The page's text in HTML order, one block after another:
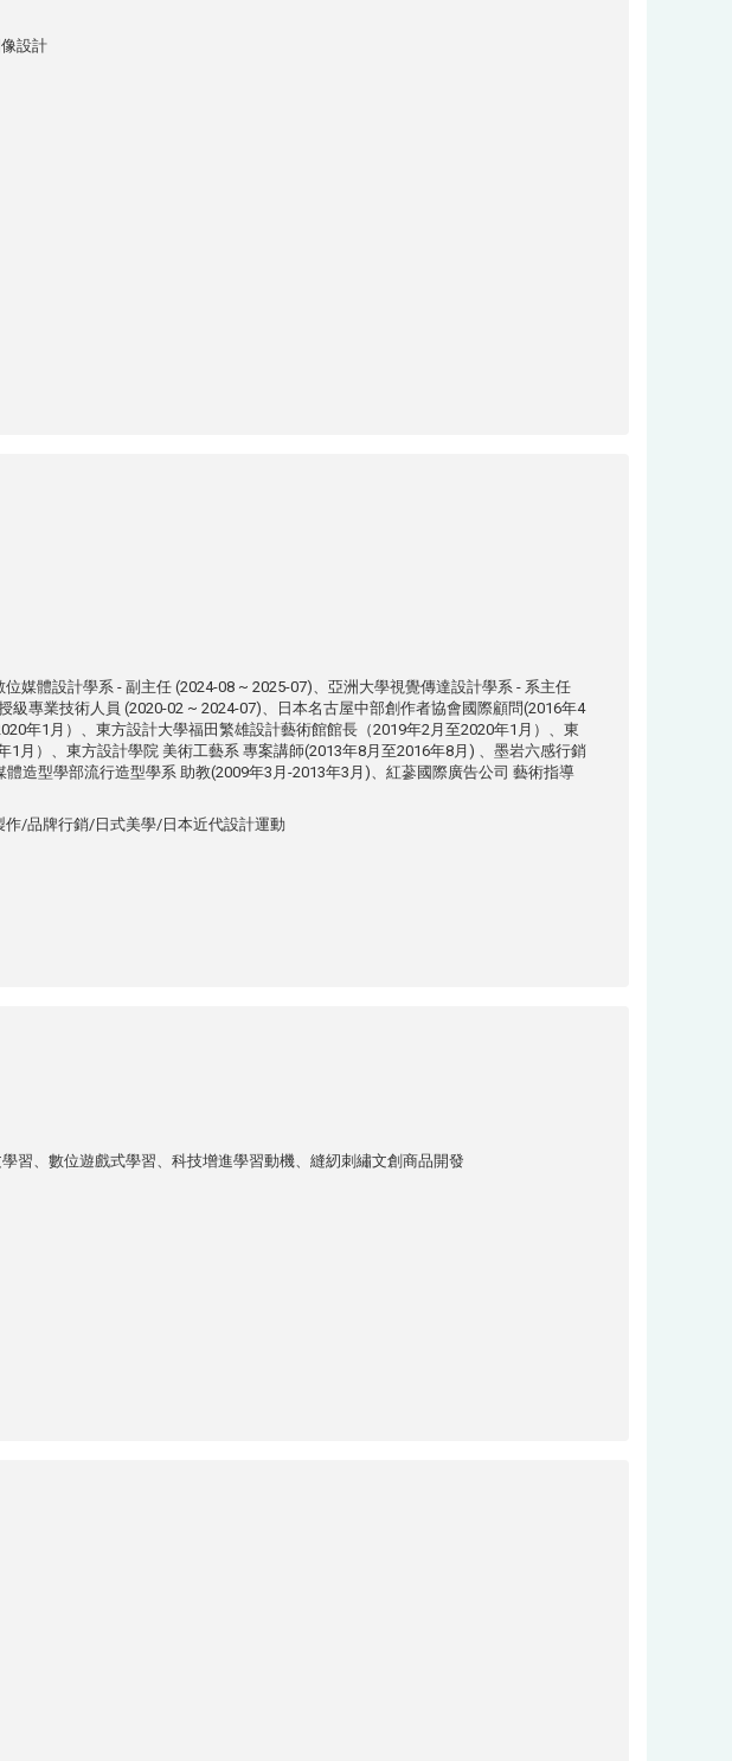
設計
媒體設計學系 - 副主任 (2024-08 ~ 2025-07)、亞洲大學視覺傳達設計學系 - 系主任
級專業技術人員 (2020-02 ~ 2024-07)、日本名古屋中部創作者協會國際顧問(2016年4
年1月）、東方設計大學福田繁雄設計藝術館館長（2019年2月至2020年1月）、東
月）、東方設計學院 美術工藝系 專案講師(2013年8月至2016年8月) 、墨岩六感行銷
造型學部流行造型學系 助教(2009年3月-2013年3月)、紅蔘國際廣告公司 藝術指導
/品牌行銷/日式美學/日本近代設計運動
習、數位遊戲式學習、科技增進學習動機、縫紉刺繡文創商品開發